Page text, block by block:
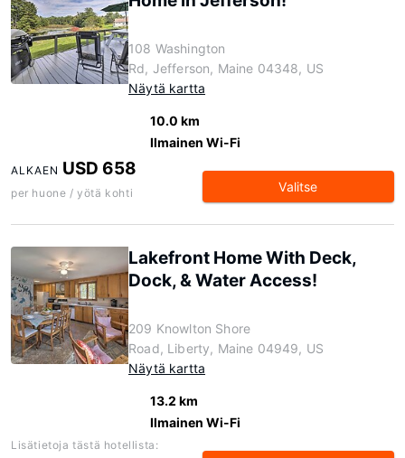
108 Washington
Rd, Jefferson, Maine 04348, US
Näytä kartta
10.0 km
Ilmainen Wi-Fi
ALKAEN USD 658
per huone / yötä kohti Valitse
Lakefront Home With Deck,
Dock, & Water Access!
209 Knowlton Shore
Road, Liberty, Maine 04949, US
Näytä kartta
13.2 km
Ilmainen Wi-Fi
Lisätietoja tästä hotellista: